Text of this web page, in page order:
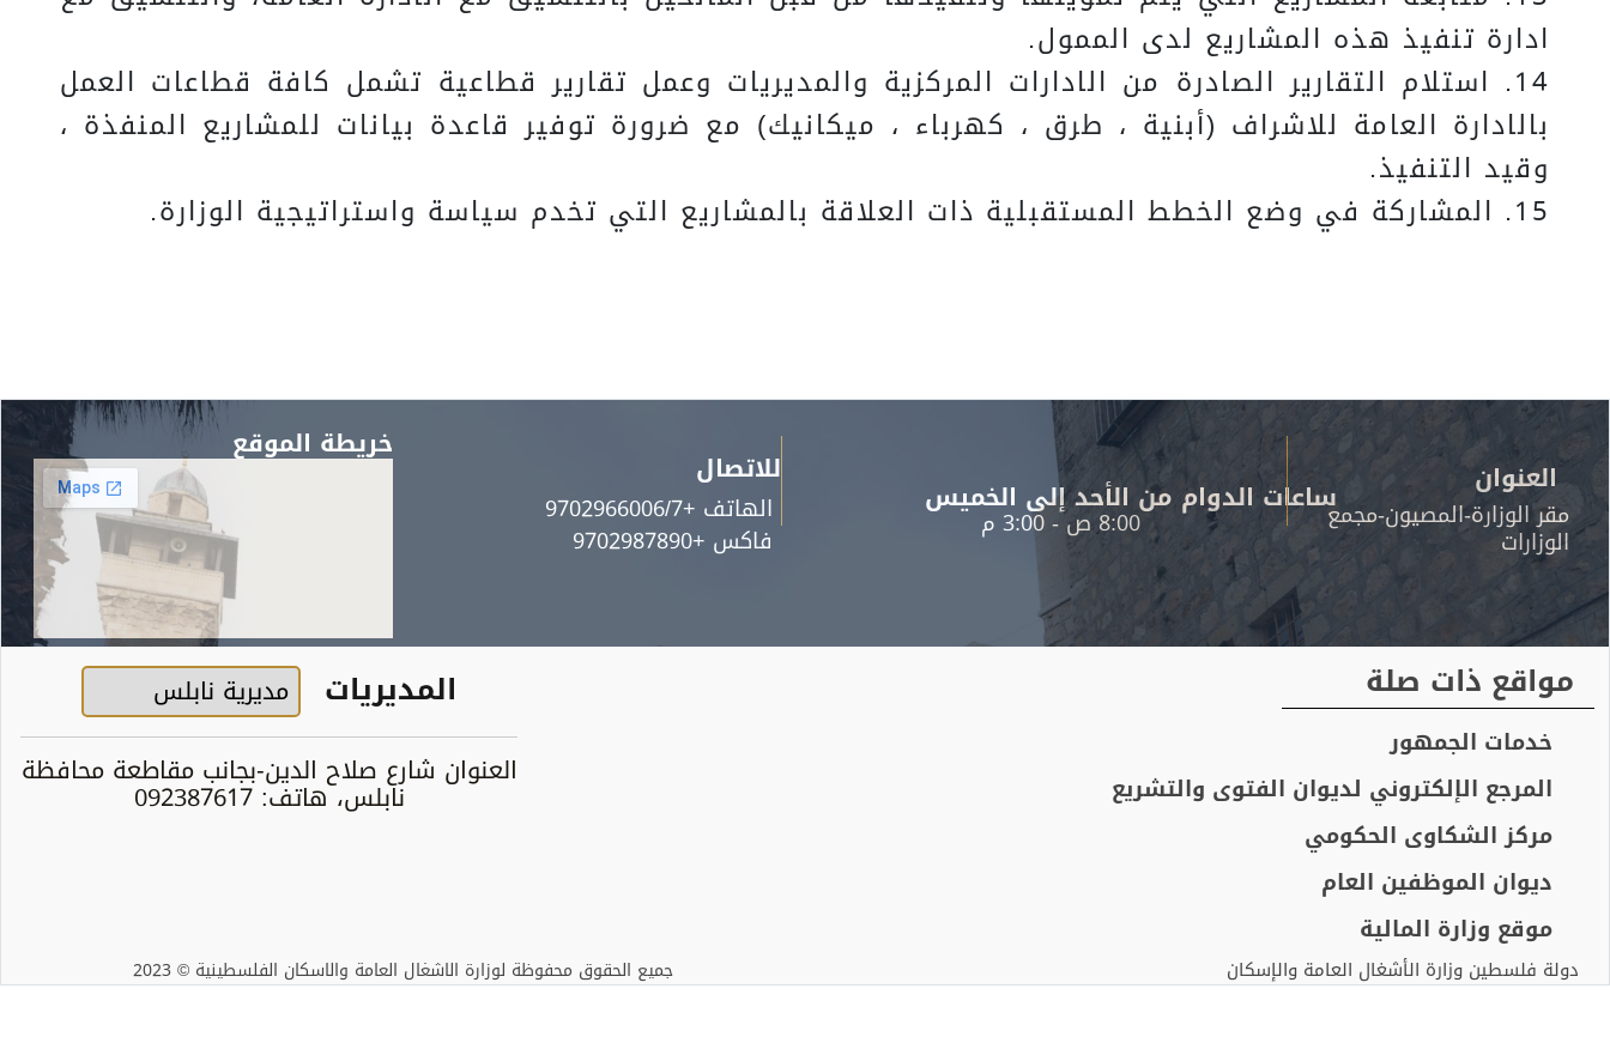
ادارة تنفيذ هذه المشاريع لدى الممول.
14. استلام التقارير الصادرة من الادارات المركزية والمديريات وعمل تقارير قطاعية تشمل كافة قطاعات العمل
بالادارة العامة للاشراف (أبنية ، طرق ، كهرباء ، ميكانيك) مع ضرورة توفير قاعدة بيانات للمشاريع المنفذة ،
وقيد التنفيذ.
15. المشاركة في وضع الخطط المستقبلية ذات العلاقة بالمشاريع التي تخدم سياسة واستراتيجية الوزارة.
العنوان
مقر الوزارة-المصيون-مجمع
الوزارات
ساعات الدوام من الأحد إلى الخميس
8:00 ص - 3:00 م
للاتصال
الهاتف +9702966006/7
فاكس +9702987890
خريطة الموقع
مواقع ذات صلة
خدمات الجمهور
المرجع الإلكتروني لديوان الفتوى والتشريع
مركز الشكاوى الحكومي
ديوان الموظفين العام
موقع وزارة المالية
المديريات
العنوان شارع صلاح الدين-بجانب مقاطعة محافظة
نابلس، هاتف: 092387617
دولة فلسطين وزارة الأشغال العامة والإسكان جميع الحقوق محفوظة لوزارة الاشغال العامة والاسكان الفلسطينية © 2023